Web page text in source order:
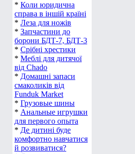
* Коли юридична
справа в іншій країні
* Леза для ножів
* Запчастини до
борони БДТ-7, БДТ-3
* Срібні хрестики
* Меблі для дитячої
від Chado
* Домашні запаси
смаколиків від
Funduk Market
* Грузовые шины
* Анальные игрушки
для первого опыта
* Де дитині буде
комфортно навчатися
й розвиватися?